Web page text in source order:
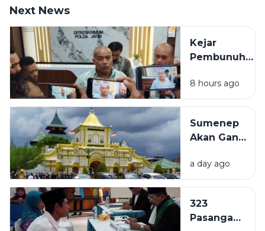
Next News
Kejar
Pembunuh
Bangkalan
hingga
dan Sulawesi,
Polisi:
Pindah-
pindah
8 hours ago
Sumenep
Akan Ganti
Kabupaten
Kepulauan,
Akademik
Mulai
a day ago
323
Pasangan